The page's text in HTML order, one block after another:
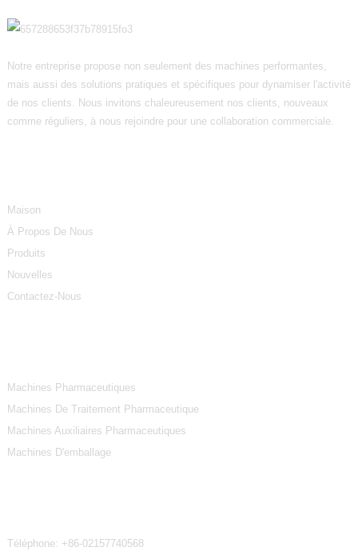
Notre entreprise propose non seulement des machines performantes,
mais aussi des solutions pratiques et spécifiques pour dynamiser l'activité
de nos clients. Nous invitons chaleureusement nos clients, nouveaux
comme réguliers, à nous rejoindre pour une collaboration commerciale.
Maison
À Propos De Nous
Produits
Nouvelles
Contactez-Nous
Machines Pharmaceutiques
Machines De Traitement Pharmaceutique
Machines Auxiliaires Pharmaceutiques
Machines D'emballage
Téléphone: +86-02157740568